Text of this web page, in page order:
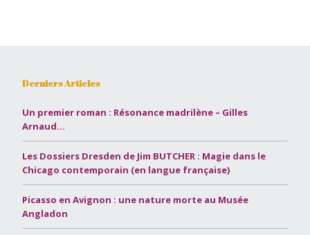
Derniers Articles
Un premier roman : Résonance madrilène – Gilles
Arnaud…
Les Dossiers Dresden de Jim BUTCHER : Magie dans le
Chicago contemporain (en langue française)
Picasso en Avignon : une nature morte au Musée
Angladon